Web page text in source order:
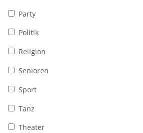
Party
Politik
Religion
Senioren
Sport
Tanz
Theater